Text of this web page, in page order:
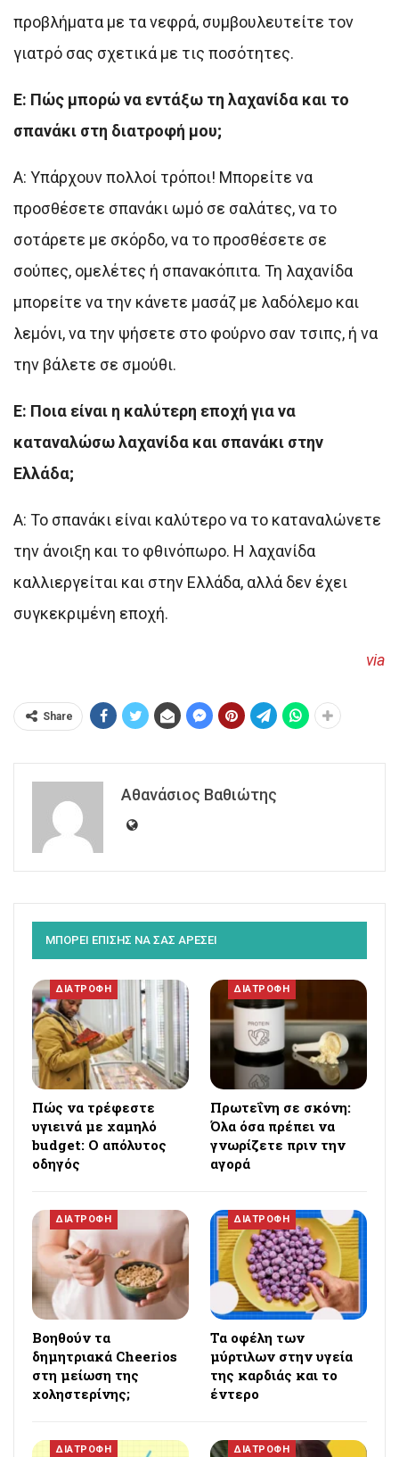
προβλήματα με τα νεφρά, συμβουλευτείτε τον
γιατρό σας σχετικά με τις ποσότητες.
Ε: Πώς μπορώ να εντάξω τη λαχανίδα και το
σπανάκι στη διατροφή μου;
Α: Υπάρχουν πολλοί τρόποι! Μπορείτε να
προσθέσετε σπανάκι ωμό σε σαλάτες, να το
σοτάρετε με σκόρδο, να το προσθέσετε σε
σούπες, ομελέτες ή σπανακόπιτα. Τη λαχανίδα
μπορείτε να την κάνετε μασάζ με λαδόλεμο και
λεμόνι, να την ψήσετε στο φούρνο σαν τσιπς, ή να
την βάλετε σε σμούθι.
Ε: Ποια είναι η καλύτερη εποχή για να
καταναλώσω λαχανίδα και σπανάκι στην
Ελλάδα;
A: Το σπανάκι είναι καλύτερο να το καταναλώνετε
την άνοιξη και το φθινόπωρο. Η λαχανίδα
καλλιεργείται και στην Ελλάδα, αλλά δεν έχει
συγκεκριμένη εποχή.
via
Share
Αθανάσιος Βαθιώτης
ΜΠΟΡΕΙ ΕΠΙΣΗΣ ΝΑ ΣΑΣ ΑΡΕΣΕΙ
ΔΙΑΤΡΟΦΗ
Πώς να τρέφεστε
υγιεινά με χαμηλό
budget: Ο απόλυτος
οδηγός
ΔΙΑΤΡΟΦΗ
Πρωτεΐνη σε σκόνη:
Όλα όσα πρέπει να
γνωρίζετε πριν την
αγορά
ΔΙΑΤΡΟΦΗ
Βοηθούν τα
δημητριακά Cheerios
στη μείωση της
χοληστερίνης;
ΔΙΑΤΡΟΦΗ
Τα οφέλη των
μύρτιλων στην υγεία
της καρδιάς και το
έντερο
ΔΙΑΤΡΟΦΗ ΔΙΑΤΡΟΦΗ